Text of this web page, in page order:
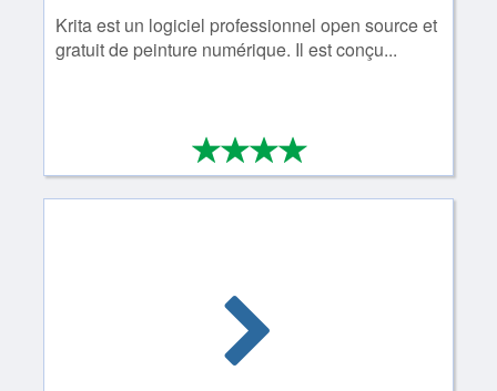
Krita est un logiciel professionnel open source et
gratuit de peinture numérique. Il est conçu...
****
4/4